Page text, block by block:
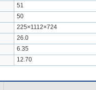
51
50
225×1112×724
26.0
6.35
12.70